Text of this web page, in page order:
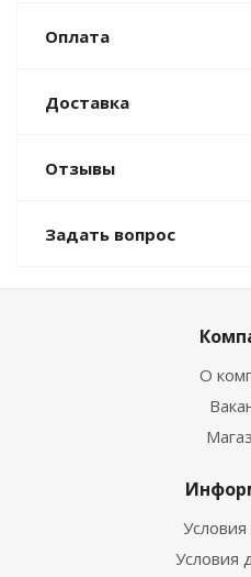
Оплата
Доставка
Отзывы
Задать вопрос
О
Условия